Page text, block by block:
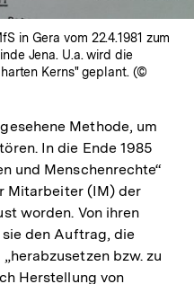
in Gera vom 22.4.1981 zum
Jena. U.a. wird die
Kerns" geplant. (©
Methode, um
In die Ende 1985
und Menschenrechte“
Mitarbeiter (IM) der
worden. Von ihren
den Auftrag, die
bzw. zu
Herstellung von